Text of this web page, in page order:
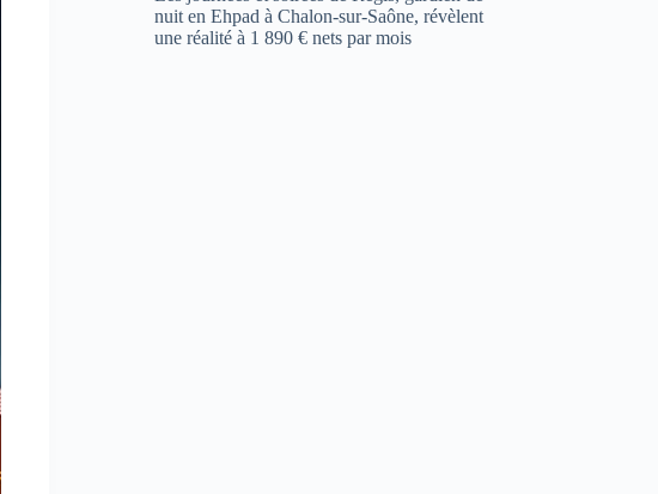
nuit en Ehpad à Chalon-sur-Saône, révèlent
une réalité à 1 890 € nets par mois